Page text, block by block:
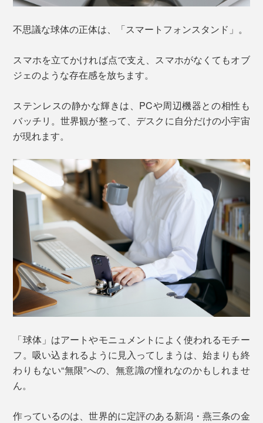
不思議な球体の正体は、「スマートフォンスタンド」。
スマホを立てかければ点で支え、スマホがなくてもオブ
ジェのような存在感を放ちます。
ステンレスの静かな輝きは、PCや周辺機器との相性も
バッチリ。世界観が整って、デスクに自分だけの小宇宙
が現れます。
「球体」はアートやモニュメントによく使われるモチー
フ。吸い込まれるように見入ってしまうは、始まりも終
わりもない“無限”への、無意識の憧れなのかもしれませ
ん。
作っているのは、世界的に定評のある新潟・燕三条の金